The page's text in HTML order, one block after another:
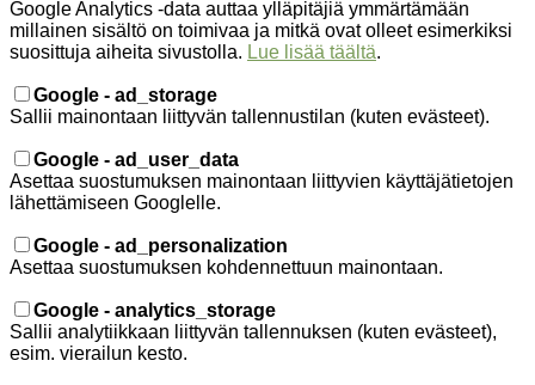
Google Analytics -data auttaa ylläpitäjiä ymmärtämään
millainen sisältö on toimivaa ja mitkä ovat olleet esimerkiksi
suosittuja aiheita sivustolla. Lue lisää täältä.
Google - ad_storage
Sallii mainontaan liittyvän tallennustilan (kuten evästeet).
Google - ad_user_data
Asettaa suostumuksen mainontaan liittyvien käyttäjätietojen
lähettämiseen Googlelle.
Google - ad_personalization
Asettaa suostumuksen kohdennettuun mainontaan.
Google - analytics_storage
Sallii analytiikkaan liittyvän tallennuksen (kuten evästeet),
esim. vierailun kesto.